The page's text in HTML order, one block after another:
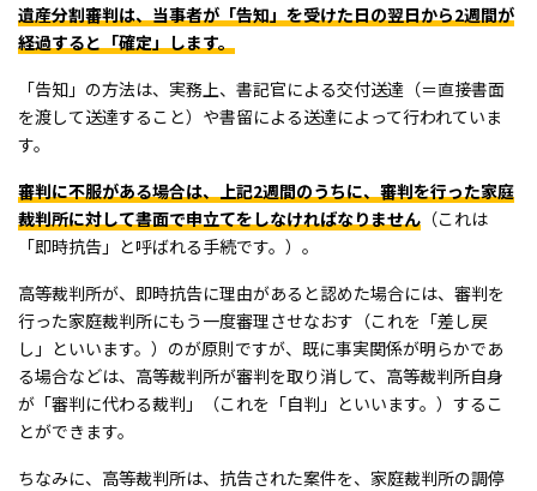
遺産分割審判は、当事者が「告知」を受けた日の翌日から2週間が
経過すると「確定」します。
「告知」の方法は、実務上、書記官による交付送達（＝直接書面
を渡して送達すること）や書留による送達によって行われていま
す。
審判に不服がある場合は、上記2週間のうちに、審判を行った家庭
裁判所に対して書面で申立てをしなければなりません （これは
「即時抗告」と呼ばれる手続です。）。
高等裁判所が、即時抗告に理由があると認めた場合には、審判を
行った家庭裁判所にもう一度審理させなおす（これを「差し戻
し」といいます。）のが原則ですが、既に事実関係が明らかであ
る場合などは、高等裁判所が審判を取り消して、高等裁判所自身
が「審判に代わる裁判」（これを「自判」といいます。）するこ
とができます。
ちなみに、高等裁判所は、抗告された案件を、家庭裁判所の調停